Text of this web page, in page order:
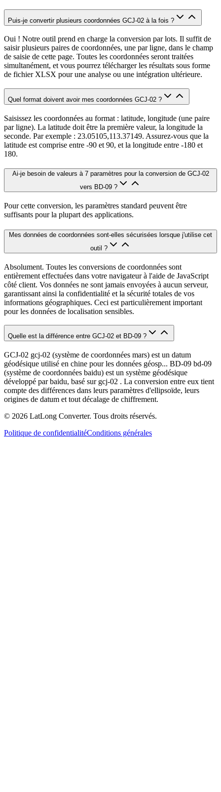
Puis-je convertir plusieurs coordonnées GCJ-02 à la fois ?
Oui ! Notre outil prend en charge la conversion par lots. Il suffit de
saisir plusieurs paires de coordonnées, une par ligne, dans le champ
de saisie de cette page. Toutes les coordonnées seront traitées
simultanément, et vous pourrez télécharger les résultats sous forme
de fichier XLSX pour une analyse ou une intégration ultérieure.
Quel format doivent avoir mes coordonnées GCJ-02 ?
Saisissez les coordonnées au format : latitude, longitude (une paire
par ligne). La latitude doit être la première valeur, la longitude la
seconde. Par exemple : 23.05105,113.37149. Assurez-vous que la
latitude est comprise entre -90 et 90, et la longitude entre -180 et
180.
Ai-je besoin de valeurs à 7 paramètres pour la conversion de GCJ-02
vers BD-09 ?
Pour cette conversion, les paramètres standard peuvent être
suffisants pour la plupart des applications.
Mes données de coordonnées sont-elles sécurisées lorsque j'utilise cet
outil ?
Absolument. Toutes les conversions de coordonnées sont
entièrement effectuées dans votre navigateur à l'aide de JavaScript
côté client. Vos données ne sont jamais envoyées à aucun serveur,
garantissant ainsi la confidentialité et la sécurité totales de vos
informations géographiques. Ceci est particulièrement important
pour les données de localisation sensibles.
Quelle est la différence entre GCJ-02 et BD-09 ?
GCJ-02 gcj-02 (système de coordonnées mars) est un datum
géodésique utilisé en chine pour les données géosp... BD-09 bd-09
(système de coordonnées baidu) est un système géodésique
développé par baidu, basé sur gcj-02 . La conversion entre eux tient
compte des différences dans leurs paramètres d'ellipsoïde, leurs
origines de datum et tout décalage de chiffrement.
© 2026 LatLong Converter. Tous droits réservés.
Politique de confidentialitéConditions générales